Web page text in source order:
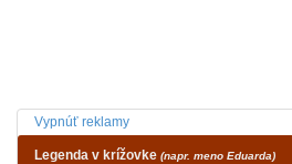
Vypnúť reklamy
Legenda v krížovke (napr. meno Eduarda)